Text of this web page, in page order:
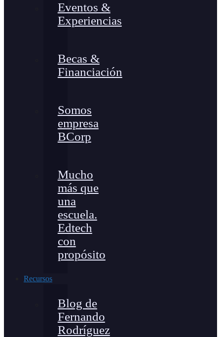
Eventos &
Experiencias
Becas &
Financiación
Somos
empresa
BCorp
Mucho
más que
una
escuela.
Edtech
con
propósito
Recursos
Blog de
Fernando
Rodríguez